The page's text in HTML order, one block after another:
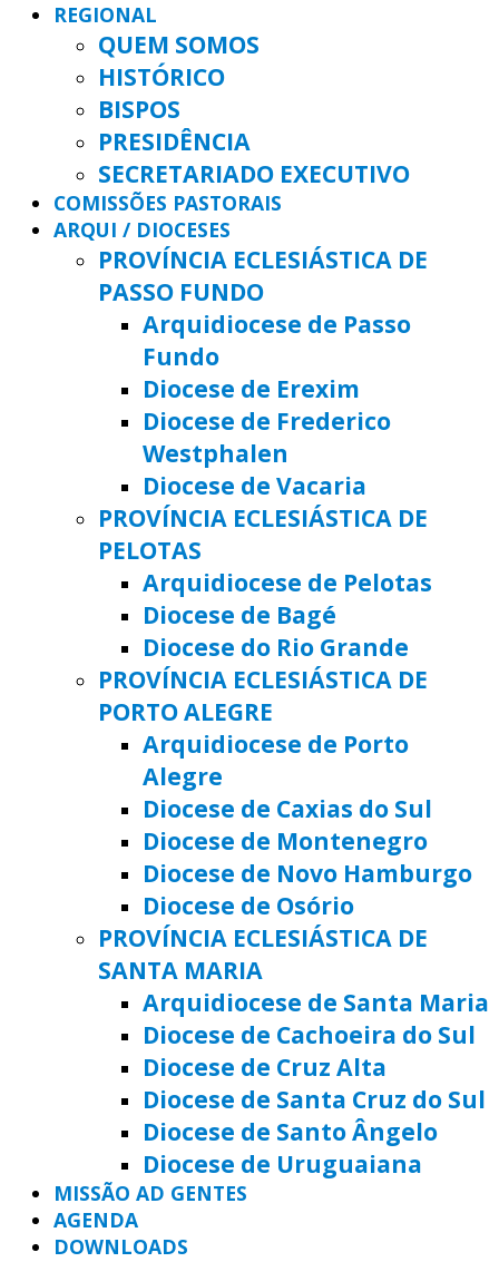
REGIONAL
QUEM SOMOS
HISTÓRICO
BISPOS
PRESIDÊNCIA
SECRETARIADO EXECUTIVO
COMISSÕES PASTORAIS
ARQUI / DIOCESES
PROVÍNCIA ECLESIÁSTICA DE
PASSO FUNDO
Arquidiocese de Passo
Fundo
Diocese de Erexim
Diocese de Frederico
Westphalen
Diocese de Vacaria
PROVÍNCIA ECLESIÁSTICA DE
PELOTAS
Arquidiocese de Pelotas
Diocese de Bagé
Diocese do Rio Grande
PROVÍNCIA ECLESIÁSTICA DE
PORTO ALEGRE
Arquidiocese de Porto
Alegre
Diocese de Caxias do Sul
Diocese de Montenegro
Diocese de Novo Hamburgo
Diocese de Osório
PROVÍNCIA ECLESIÁSTICA DE
SANTA MARIA
Arquidiocese de Santa Maria
Diocese de Cachoeira do Sul
Diocese de Cruz Alta
Diocese de Santa Cruz do Sul
Diocese de Santo Ângelo
Diocese de Uruguaiana
MISSÃO AD GENTES
AGENDA
DOWNLOADS